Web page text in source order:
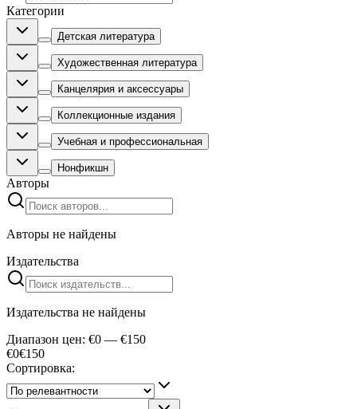
Категории
Детская литература
Художественная литература
Канцелярия и аксессуары
Коллекционные издания
Учебная и профессиональная
Нонфикшн
Авторы
Авторы не найдены
Издательства
Издательства не найдены
Диапазон цен: €0 — €150
€0€150
Сортировка: